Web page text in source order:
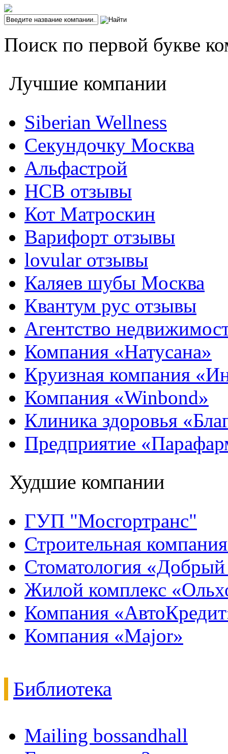
Поиск по первой букве
Лучшие компании
Siberian Wellness
Секундочку Москва
Альфастрой
НСВ отзывы
Кот Матроскин
Варифорт отзывы
lovular отзывы
Каляев шубы Москва
Квантум рус отзывы
Агентство
Компания «Натусана»
Круизная компания
Компания «Winbond»
Клиника здоровья
Предприятие
Худшие компании
ГУП "Мосгортранс"
Строительная
Стоматология
Жилой комплекс
Компания
Компания «Major»
Библиотека
Mailing bossandhall